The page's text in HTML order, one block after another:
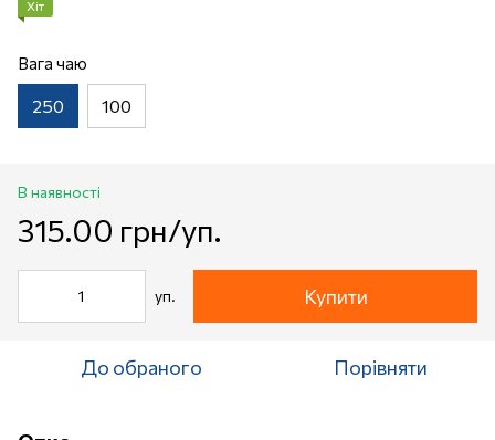
Хіт
Вага чаю
250 100
В наявності
315.00 грн/уп.
уп. Купити
До обраного Порівняти